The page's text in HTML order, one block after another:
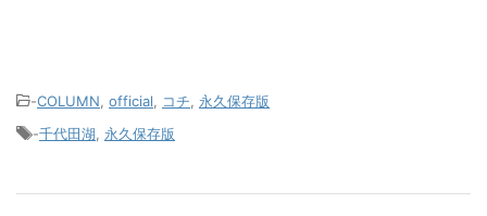
-COLUMN official コチ 永久保存版
-千代田湖 永久保存版